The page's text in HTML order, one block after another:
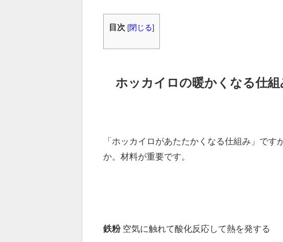
目次 閉じる
ホッカイロの暖かくなる仕組
「ホッカイロがあたたかくなる仕組み」で
か。材料が重要です。
鉄粉空気に触れて酸化反応して熱を発する